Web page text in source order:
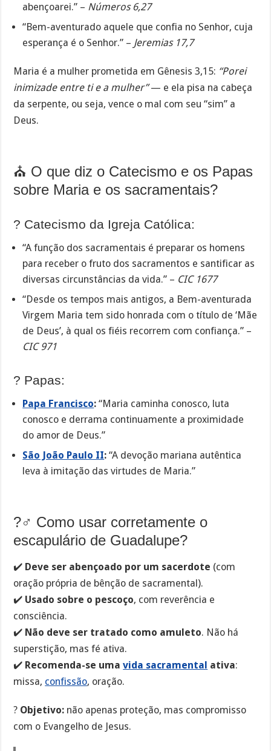
abençoarei.” – Números 6,27
“Bem-aventurado aquele que confia no Senhor, cuja
esperança é o Senhor.” – Jeremias 17,7
Maria é a mulher prometida em Gênesis 3,15: “Porei
inimizade entre ti e a mulher”— e ela pisa na cabeça
da serpente, ou seja, vence o mal com seu “sim” a
Deus.
⛪ O que diz o Catecismo e os Papas
sobre Maria e os sacramentais?
? Catecismo da Igreja Católica:
“A função dos sacramentais é preparar os homens
para receber o fruto dos sacramentos e santificar as
diversas circunstâncias da vida.” – CIC 1677
“Desde os tempos mais antigos, a Bem-aventurada
Virgem Maria tem sido honrada com o título de ‘Mãe
de Deus’, à qual os fiéis recorrem com confiança.” –
CIC 971
? Papas:
Papa Francisco: “Maria caminha conosco, luta
conosco e derrama continuamente a proximidade
do amor de Deus.”
São João Paulo II: “A devoção mariana autêntica
leva à imitação das virtudes de Maria.”
?‍♂️ Como usar corretamente o
escapulário de Guadalupe?
✔️ Deve ser abençoado por um sacerdote (com
oração própria de bênção de sacramental).
✔️ Usado sobre o pescoço, com reverência e
consciência.
✔️ Não deve ser tratado como amuleto. Não há
superstição, mas fé ativa.
✔️ Recomenda-se umavida sacramental ativa:
missa, confissão, oração.
? Objetivo: não apenas proteção, mas compromisso
com o Evangelho de Jesus.